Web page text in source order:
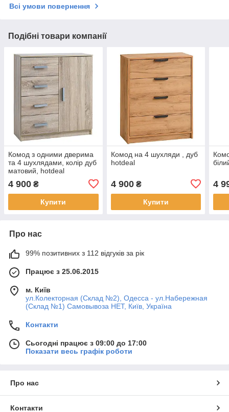
Всі умови повернення
Подібні товари компанії
Комод з одними дверима
та 4 шухлядами, колір дуб
матовий, hotdeal
4 900 ₴
Купити
Комод на 4 шухляди , дуб
hotdeal
4 900₴
Купити
4
Про нас
99% позитивних з 112 відгуків за рік
Працює з 25.06.2015
м. Київ
ул.Колекторная (Склад №2), Одесса - ул.Набережная
(Склад №1) Самовывоза НЕТ, Київ, Україна
Контакти
Сьогодні працює з 09:00 до 17:00
Показати весь графік роботи
Про нас
Контакти